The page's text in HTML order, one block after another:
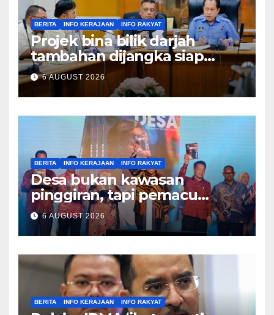
BERITA INFO KERAJAAN INFO RAKYAT
Projek bina bilik darjah
tambahan dijangka siap
Disember ini – Ahmad Maslan
6 AUGUST 2026
BERITA INFO KERAJAAN INFO RAKYAT
Desa bukan kawasan
pinggiran, tapi pemacu
ekonomi negara – Zahid
Hamidi
6 AUGUST 2026
BERITA INFO KERAJAAN INFO RAKYAT